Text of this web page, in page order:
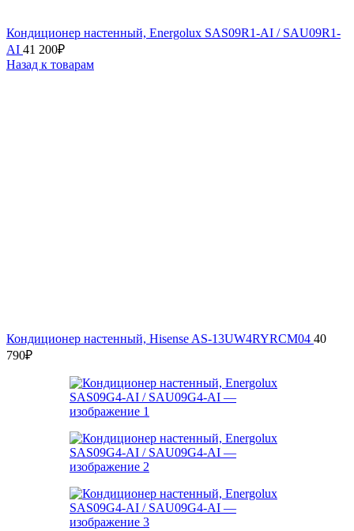
Кондиционер настенный, Energolux SAS09R1-AI / SAU09R1-
AI 41 200₽
Назад к товарам
Кондиционер настенный, Hisense AS-13UW4RYRCM04 40
790₽